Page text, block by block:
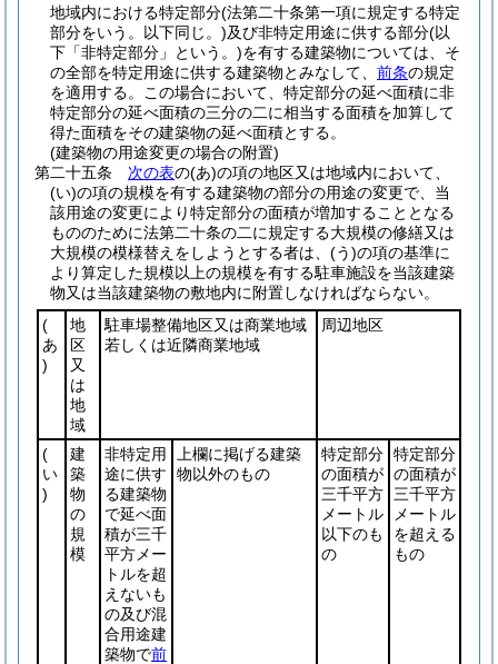
地域内における特定部分(法第二十条第一項に規定する特定
部分をいう。以下同じ。)及び非特定用途に供する部分(以
下「非特定部分」という。)を有する建築物については、そ
の全部を特定用途に供する建築物とみなして、 前条の規定
を適用する。
この場合において、特定部分の延べ面積に非
特定部分の延べ面積の三分の二に相当する面積を加算して
得た面積をその建築物の延べ面積とする。
(建築物の用途変更の場合の附置)
第二十五条
次の表の(あ)の項の地区又は地域内において、
(い)の項の規模を有する建築物の部分の用途の変更で、当
該用途の変更により特定部分の面積が増加することとなる
もののために法第二十条の二に規定する大規模の修繕又は
大規模の模様替えをしようとする者は、 (う)の項の基準に
より算定した規模以上の規模を有する駐車施設を当該建築
物又は当該建築物の敷地内に附置しなければならない。
(
あ
)
地
区
又
は
地
域
駐車場整備地区又は商業地域
若しくは近隣商業地域
周辺地区
(
い
)
建
築
物
の
規
模
非特定用
途に供す
る建築物
で延べ面
積が三千
平方メー
トルを超
えないも
の及び混
合用途建
築物で前
上欄に掲げる建築
物以外のもの
特定部分
の面積が
三千平方
メートル
以下のも
の
特定部分
の面積が
三千平方
メートル
を超える
もの